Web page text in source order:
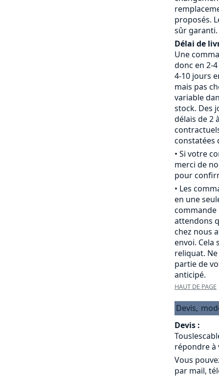
proposés.
sûr garanti.
Délai de
Une
donc en 2-
4-10 jours
mais pas
variable
stock. Des
délais de 2
constatées
• Si votre
merci de
pour
• Les
en une
attendons
chez nous
envoi. Cela
reliquat.
partie de
anticipé.
HAUT DE PAGE
Devis,
Devis :
répondre à
Vous
par mail,